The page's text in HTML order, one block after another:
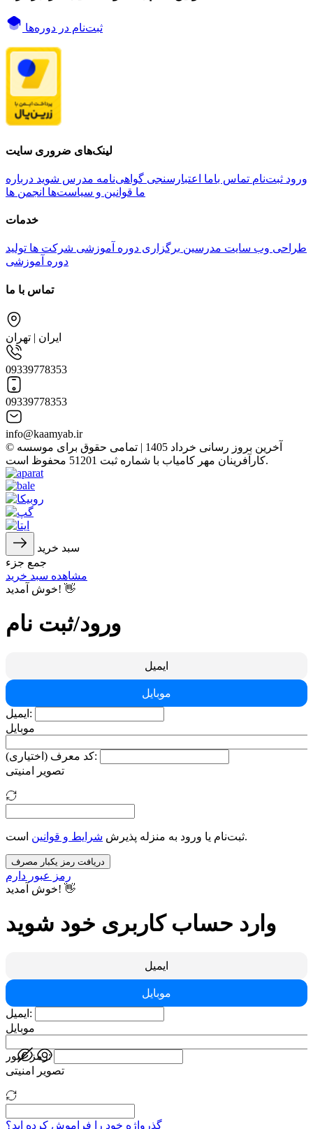
ثبت‌نام در دوره‌ها
لینک‌های ضروری سایت
ورود ثبت‌نام تماس باما اعتبارسنجی گواهی‌نامه مدرس شوید درباره
ما قوانین و سیاست‌ها انجمن ها
خدمات
طراحی وب سایت مدرسین برگزاری دوره آموزشی شرکت ها تولید
دوره آموزشی
تماس با ما
ایران | تهران
09339778353
09339778353
info@kaamyab.ir
© آخرین بروز رسانی خرداد 1405 | تمامی حقوق برای موسسه
کارآفرینان مهر کامیاب با شماره ثبت 51201 محفوظ است.
سبد خرید
جمع جزء
مشاهده سبد خرید
خوش آمدید! 👋
ورود/ثبت نام
ایمیل
موبایل
ایمیل:
موبایل
کد معرف (اختیاری):
تصویر امنیتی
ثبت‌نام یا ورود به منزله پذیرش شرایط و قوانین است.
دریافت رمز یکبار مصرف
رمز عبور دارم
خوش آمدید! 👋
وارد حساب کاربری خود شوید
ایمیل
موبایل
ایمیل:
موبایل
رمز عبور:
تصویر امنیتی
گذرواژه خود را فراموش کرده اید؟